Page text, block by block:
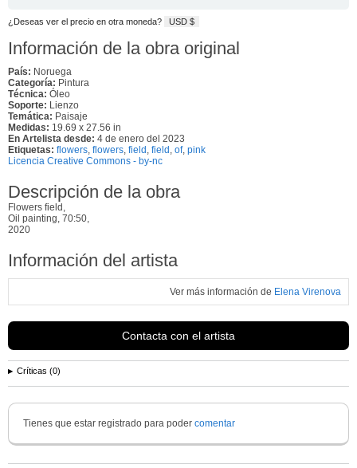
¿Deseas ver el precio en otra moneda? USD $
Información de la obra original
País: Noruega
Categoría: Pintura
Técnica: Óleo
Soporte: Lienzo
Temática: Paisaje
Medidas: 19.69 x 27.56 in
En Artelista desde: 4 de enero del 2023
Etiquetas: flowers, flowers, field , field , of, pink
Licencia Creative Commons - by-nc
Descripción de la obra
Flowers field,
Oil painting, 70:50,
2020
Información del artista
Ver más información de Elena Virenova
Contacta con el artista
Críticas (0)
Tienes que estar registrado para poder comentar